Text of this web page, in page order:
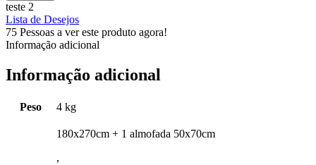
teste 2
Lista de Desejos
75 Pessoas a ver este produto agora!
Informação adicional
Informação adicional
Peso 4 kg
180x270cm + 1 almofada 50x70cm
,